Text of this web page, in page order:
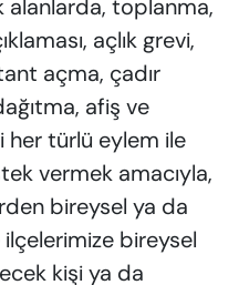
alanlarda, toplanma,
açlık grevi,
açma, çadır
afiş ve
her türlü eylem ile
vermek amacıyla,
bireysel ya da
bireysel
kişi ya da